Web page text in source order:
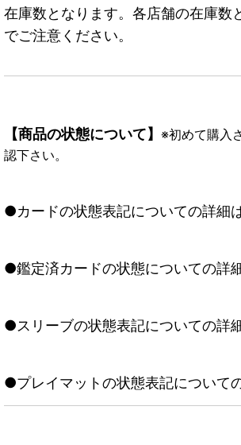
在庫数となります。各店舗の在庫数
でご注意ください。
【商品の状態について】 ※初めて購入
認下さい。
●カードの状態表記についての詳細
●鑑定済カードの状態についての詳
●スリーブの状態表記についての詳
●プレイマットの状態表記について